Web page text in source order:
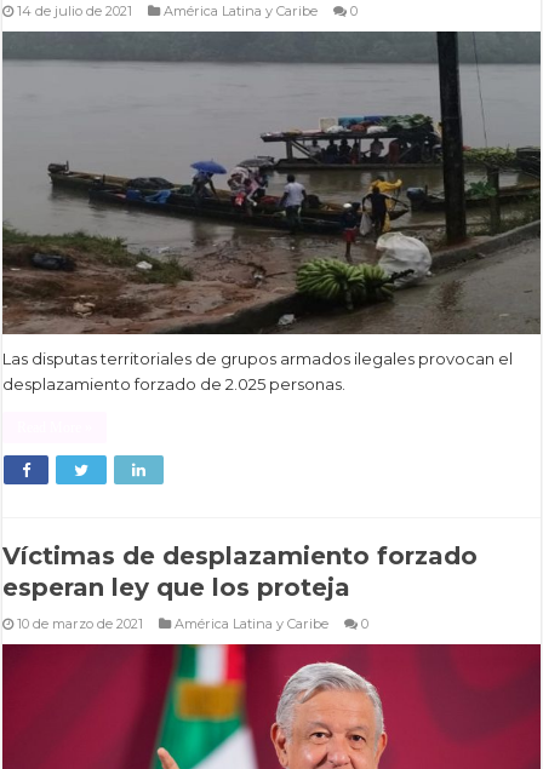
14 de julio de 2021 América Latina y Caribe 0
Las disputas territoriales de grupos armados ilegales provocan el
desplazamiento forzado de 2.025 personas.
Víctimas de desplazamiento forzado
esperan ley que los proteja
10 de marzo de 2021 América Latina y Caribe 0